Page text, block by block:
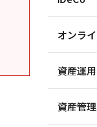
オンラ
資産運
資産管